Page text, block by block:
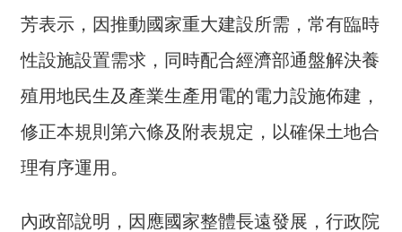
介
主
題
政
策
訊
芳表示，因推動國家重大建設所需，常有臨時
性設施設置需求，同時配合經濟部通盤解決養
殖用地民生及產業生產用電的電力設施佈建，
修正本規則第六條及附表規定，以確保土地合
理有序運用。
內政部說明，因應國家整體長遠發展，行政院